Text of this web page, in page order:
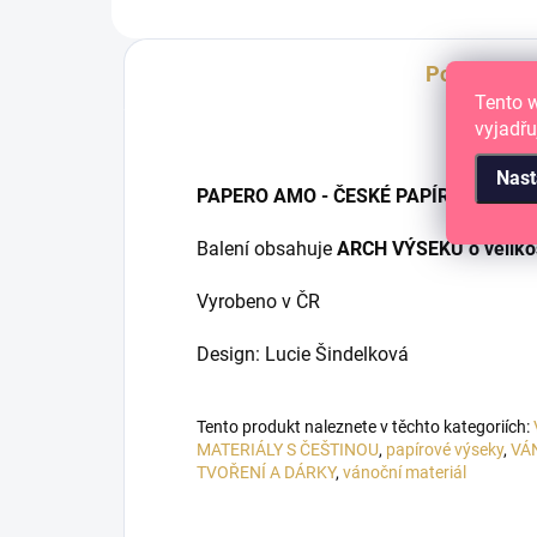
Tento
Popis
PAPERO AMO - ČESKÉ PAPÍROVÉ
Balení obsahuje ARCH VÝSEKŮ o
Vyrobeno v ČR
Design: Lucie Šindelková
Tento produkt naleznete v těchto kategoriích:
MATERIÁLY S ČEŠTINOU, papírové výseky,
TVOŘENÍ A DÁRKY, vánoční materiál